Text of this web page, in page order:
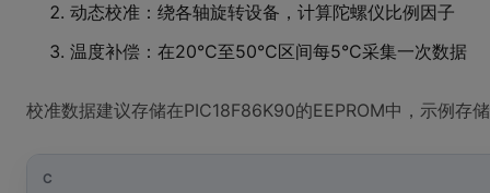
动态校准：绕各轴旋转设备，计算陀螺仪比例因子
温度补偿：在20°C至50°C区间每5°C采集一次数据
校准数据建议存储在PIC18F86K90的EEPROM中，示例存
C